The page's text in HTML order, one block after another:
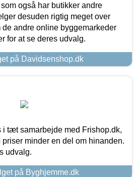
også har butikker andre
desuden rigtig meget over
de andre online byggemarkeder
for at se deres udvalg.
på Davidsenshop.dk
i tæt samarbejde med Frishop.dk,
minder en del om hinanden.
udvalg.
på Byghjemme.dk